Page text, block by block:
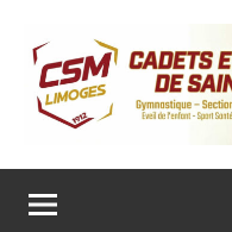
contenu